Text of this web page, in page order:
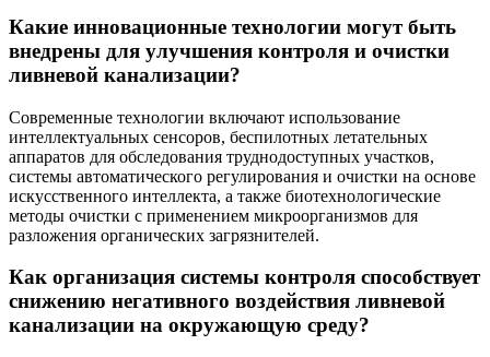
Какие инновационные технологии могут быть
внедрены для улучшения контроля и очистки
ливневой канализации?
Современные технологии включают использование
интеллектуальных сенсоров, беспилотных летательных
аппаратов для обследования труднодоступных участков,
системы автоматического регулирования и очистки на основе
искусственного интеллекта, а также биотехнологические
методы очистки с применением микроорганизмов для
разложения органических загрязнителей.
Как организация системы контроля способствует
снижению негативного воздействия ливневой
канализации на окружающую среду?